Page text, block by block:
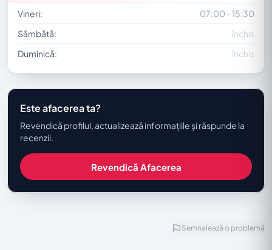
Vineri:
07:00 - 15:30
Sâmbătă:
închis
Duminică:
închis
Este afacerea ta?
Revendică profilul, actualizează informațiile și răspunde la
recenzii.
Revendică Afacerea
Semnalează o problemă